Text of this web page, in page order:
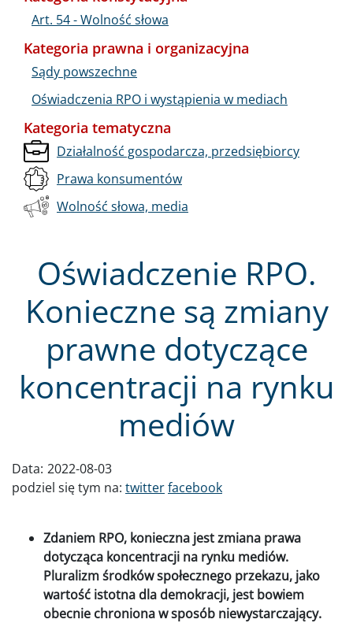
Oświadczenie RPO.
Konieczne są zmiany
prawne dotyczące
koncentracji na rynku
mediów
Data: 2022-08-03
podziel się tym na: twitterfacebook
Zdaniem RPO, konieczna jest zmiana prawa
dotycząca koncentracji na rynku mediów.
Pluralizm środków społecznego przekazu, jako
wartość istotna dla demokracji, jest bowiem
obecnie chroniona w sposób niewystarczający.
Art. 54 - Wolność słowa
Kategoria prawna i organizacyjna
Sądy powszechne
Oświadczenia RPO i wystąpienia w mediach
Kategoria tematyczna
Działalność gospodarcza, przedsiębiorcy
Prawa konsumentów
Wolność słowa, media